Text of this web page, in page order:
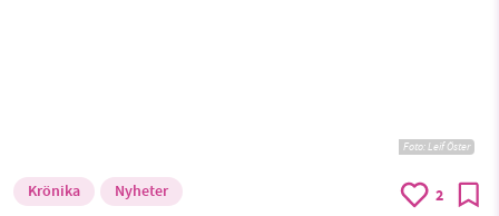
Foto: Leif Öster
Krönika Nyheter 2